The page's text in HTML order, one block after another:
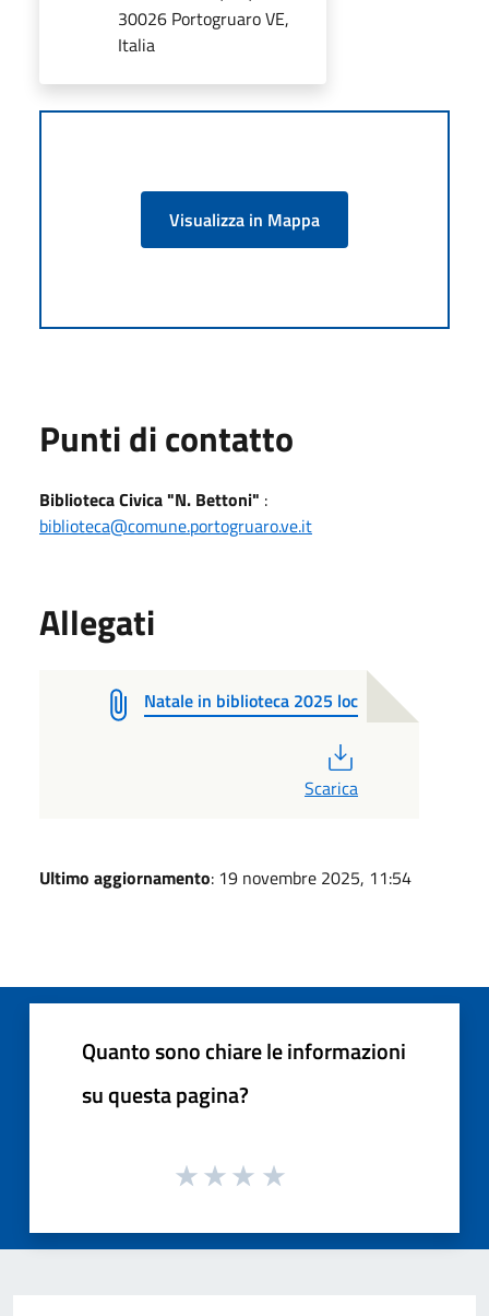
30026 Portogruaro VE,
Italia
Visualizza in Mappa
Punti di contatto
Biblioteca Civica "N. Bettoni" :
biblioteca@comune.portogruaro.ve.it
Allegati
Natale in biblioteca 2025 loc
Scarica
Ultimo aggiornamento: 19 novembre 2025, 11:54
Quanto sono chiare le informazioni
su questa pagina?